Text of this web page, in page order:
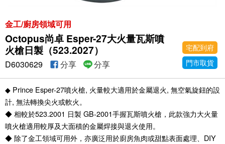
金工/廚房領域可用
Octopus尚卓 Esper-27大火量瓦斯噴
火槍日製（523.2027）
宅配到府
門市取貨
D6030629 分享 分享
◆ Prince Esper-27噴火槍, 火量較大適用於金屬退火, 無空氣旋鈕的設
計, 無法轉換尖火或軟火。
◆ 相較於523.2001 日製 GB-2001手握瓦斯噴火槍，此款強力大火量
噴火槍適用較厚及大面積的金屬焊接與退火使用。
◆ 除了金工領域可用外，亦廣泛用於廚房魚肉或甜點表面處理、DIY